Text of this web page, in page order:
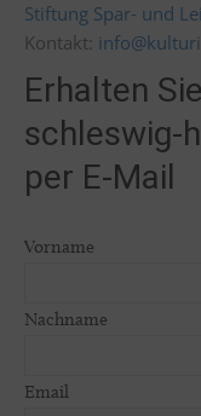
Stiftung Spar- und
Kontakt:
Erhalten
schleswig-
per E-Mail
Vorname
Nachname
Email